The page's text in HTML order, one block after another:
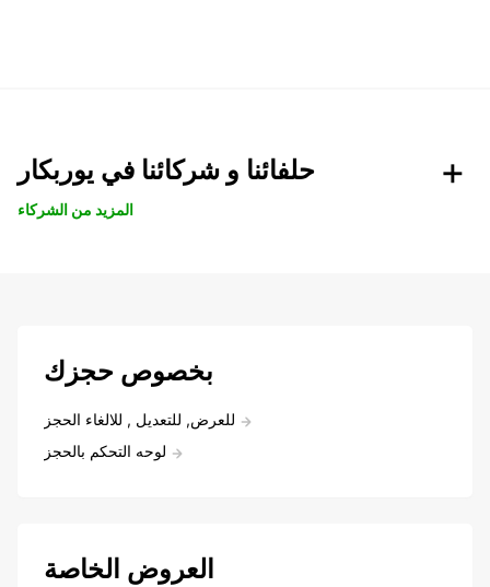
حلفائنا و شركائنا في يوربكار
المزيد من الشركاء
بخصوص حجزك
للعرض, للتعديل , للالغاء الحجز
لوحه التحكم بالحجز
العروض الخاصة